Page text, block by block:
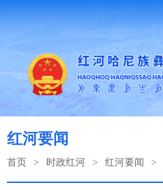
红河要闻
首页 > 时政红河 > 红河要闻 >